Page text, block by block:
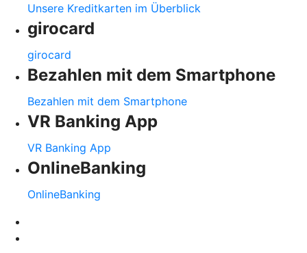
Unsere Kreditkarten im Überblick
girocard
girocard
Bezahlen mit dem Smartphone
Bezahlen mit dem Smartphone
VR Banking App
VR Banking App
OnlineBanking
OnlineBanking